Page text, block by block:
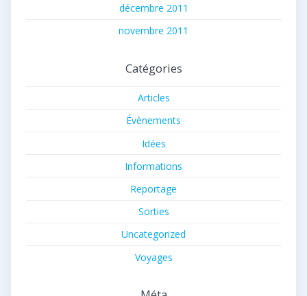
décembre 2011
novembre 2011
Catégories
Articles
Évènements
Idées
Informations
Reportage
Sorties
Uncategorized
Voyages